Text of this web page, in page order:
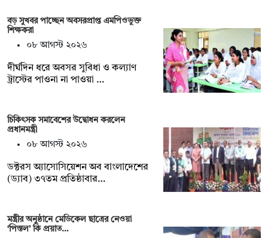
বড় সুখবর পাচ্ছেন অবসরপ্রাপ্ত এমপিওভুক্ত
শিক্ষকরা
০৮ আগস্ট ২০২৬
দীর্ঘদিন ধরে অবসর সুবিধা ও কল্যাণ
ট্রাস্টের পাওনা না পাওয়া …
চিকিৎসক সমাবেশের উদ্বোধন করলেন
প্রধানমন্ত্রী
০৮ আগস্ট ২০২৬
ডক্টরস অ্যাসোসিয়েশন অব বাংলাদেশের
(ড্যাব) ৩৭তম প্রতিষ্ঠাবার…
মন্ত্রীর অনুষ্ঠানে মেডিকেল ছাত্রের নেওয়া
‘পিস্তল’ কি প্রয়াত…